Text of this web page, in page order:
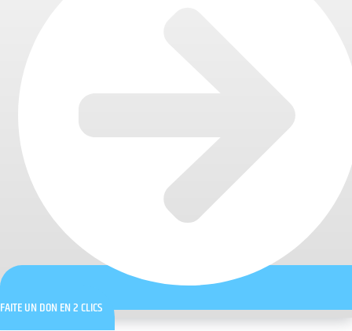
FAITE UN DON EN 2 CLICS